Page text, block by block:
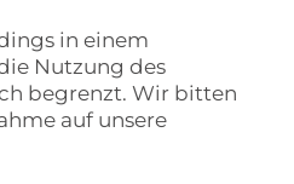
in einem
Nutzung des
begrenzt. Wir bitten
auf unsere